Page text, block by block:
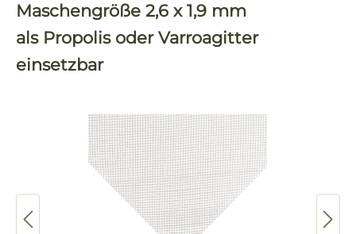
Maschengröße 2,6 x 1,9 mm
als Propolis oder Varroagitter
einsetzbar
Bildergalerie überspringen